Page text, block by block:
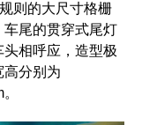
则的大尺寸格栅
尾的贯穿式尾灯
相呼应，造型极
高分别为